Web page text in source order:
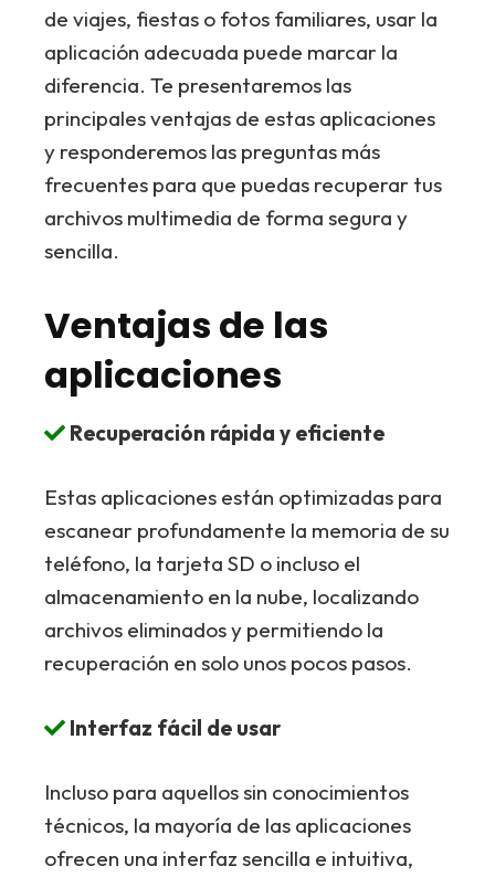
de viajes, fiestas o fotos familiares, usar la
aplicación adecuada puede marcar la
diferencia. Te presentaremos las
principales ventajas de estas aplicaciones
y responderemos las preguntas más
frecuentes para que puedas recuperar tus
archivos multimedia de forma segura y
sencilla.
Ventajas de las
aplicaciones
Recuperación rápida y eficiente
Estas aplicaciones están optimizadas para
escanear profundamente la memoria de su
teléfono, la tarjeta SD o incluso el
almacenamiento en la nube, localizando
archivos eliminados y permitiendo la
recuperación en solo unos pocos pasos.
Interfaz fácil de usar
Incluso para aquellos sin conocimientos
técnicos, la mayoría de las aplicaciones
ofrecen una interfaz sencilla e intuitiva,